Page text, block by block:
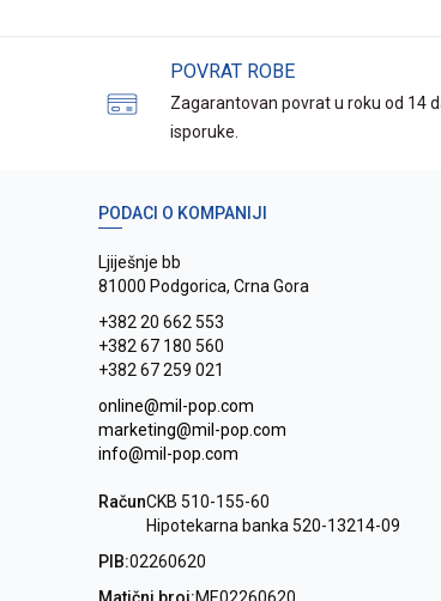
POVRAT ROBE
Zagarantovan povrat u roku od 14
isporuke.
PODACI O KOMPANIJI
Ljiješnje bb
81000 Podgorica, Crna Gora
+382 20 662 553
+382 67 180 560
+382 67 259 021
online@mil-pop.com
marketing@mil-pop.com
info@mil-pop.com
RačunCKB 510-155-60
Hipotekarna banka 520-13214-09
PIB:02260620